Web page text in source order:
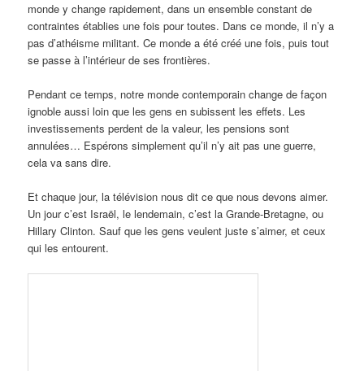
monde y change rapidement, dans un ensemble constant de
contraintes établies une fois pour toutes. Dans ce monde, il n’y a
pas d’athéisme militant. Ce monde a été créé une fois, puis tout
se passe à l’intérieur de ses frontières.
Pendant ce temps, notre monde contemporain change de façon
ignoble aussi loin que les gens en subissent les effets. Les
investissements perdent de la valeur, les pensions sont
annulées… Espérons simplement qu’il n’y ait pas une guerre,
cela va sans dire.
Et chaque jour, la télévision nous dit ce que nous devons aimer.
Un jour c’est Israël, le lendemain, c’est la Grande-Bretagne, ou
Hillary Clinton. Sauf que les gens veulent juste s’aimer, et ceux
qui les entourent.